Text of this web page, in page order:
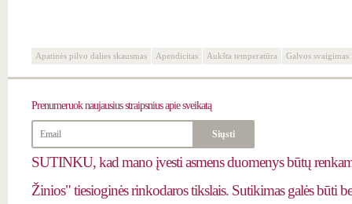
Apatinės pilvo dalies skausmas Apendicitas Aukšta temperatūra Galvos svaigimas
Prenumeruoknaujausius straipsnius apie sveikatą
SUTINKU, kad mano įvesti asmens duomenys būtų
Žinios" tiesioginės rinkodaros tikslais. Sutikimas galės būti